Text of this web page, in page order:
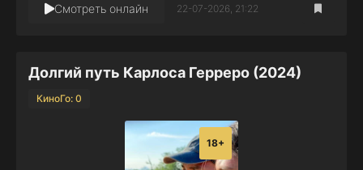
Смотреть онлайн 22-07-2026, 21:22
Долгий путь Карлоса Герреро (2024)
КиноГо: 0
18+